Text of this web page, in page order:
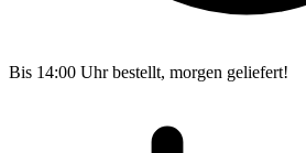
Bis 14:00 Uhr bestellt, morgen geliefert!